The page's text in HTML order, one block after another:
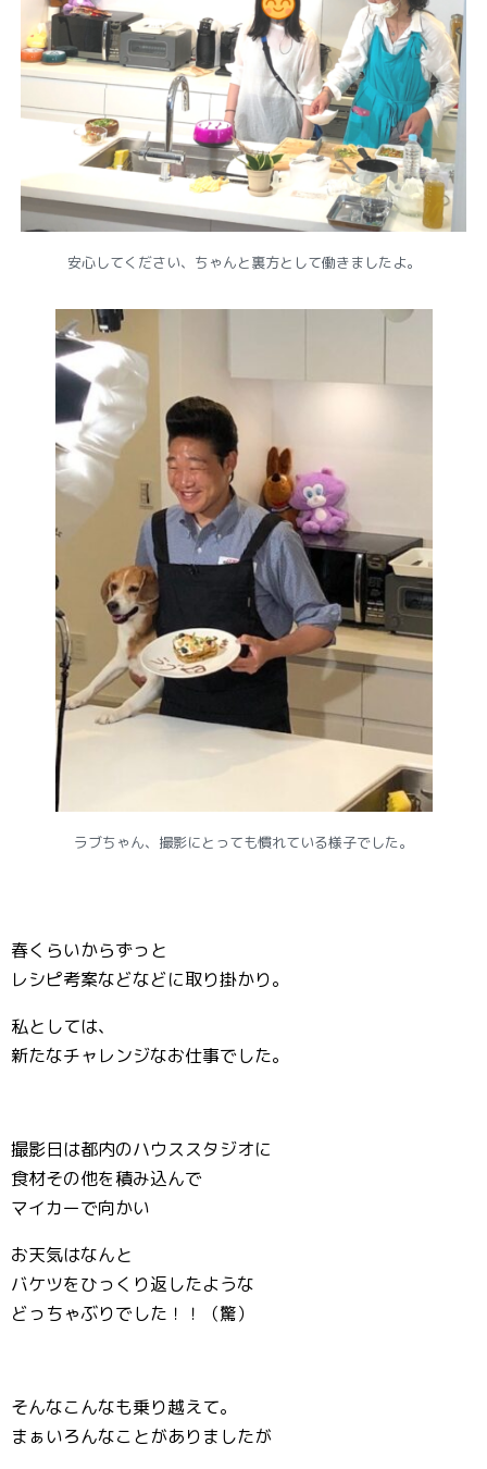
安心してください、ちゃんと裏方として働きましたよ。
ラブちゃん、撮影にとっても慣れている様子でした。
春くらいからずっと
レシピ考案などなどに取り掛かり。
私としては、
新たなチャレンジなお仕事でした。
撮影日は都内のハウススタジオに
食材その他を積み込んで
マイカーで向かい
お天気はなんと
バケツをひっくり返したような
どっちゃぶりでした！！（驚）
そんなこんなも乗り越えて。
まぁいろんなことがありましたが